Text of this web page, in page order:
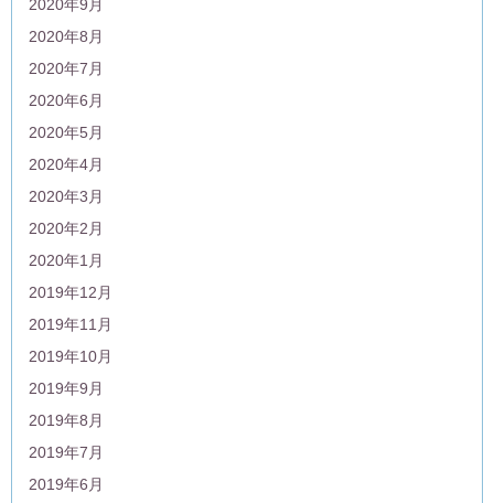
2020年9月
2020年8月
2020年7月
2020年6月
2020年5月
2020年4月
2020年3月
2020年2月
2020年1月
2019年12月
2019年11月
2019年10月
2019年9月
2019年8月
2019年7月
2019年6月